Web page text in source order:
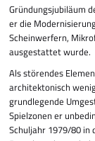
Gründungsjubiläum
er die
Scheinwerfern,
ausgestattet wurde.
Als störendes
architektonisch
grundlegende
Spielzonen er
Schuljahr 1979/80 in